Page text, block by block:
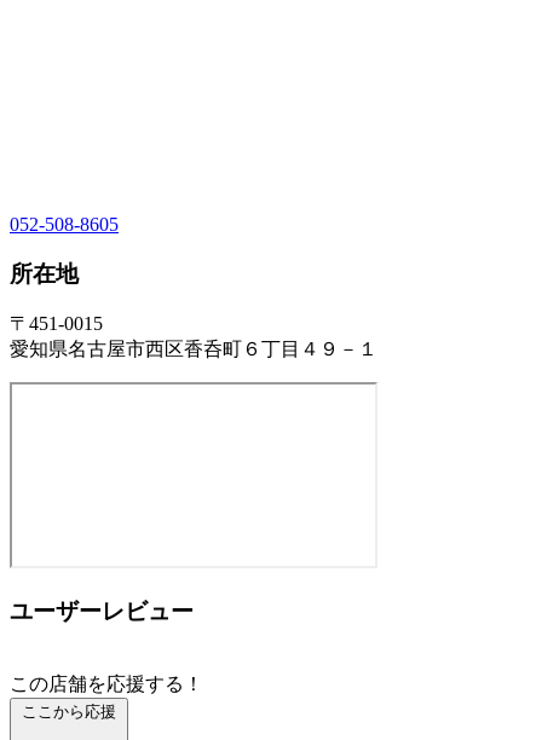
052-508-8605
所在地
〒451-0015
愛知県名古屋市西区香呑町６丁目４９－１
ユーザーレビュー
この店舗を応援する！
ここから応援